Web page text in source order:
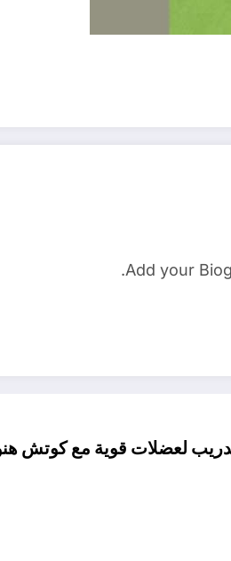
Add your
كوتش هنوات حسن شوقي داخل موقع الاهلي ناو : فيديو